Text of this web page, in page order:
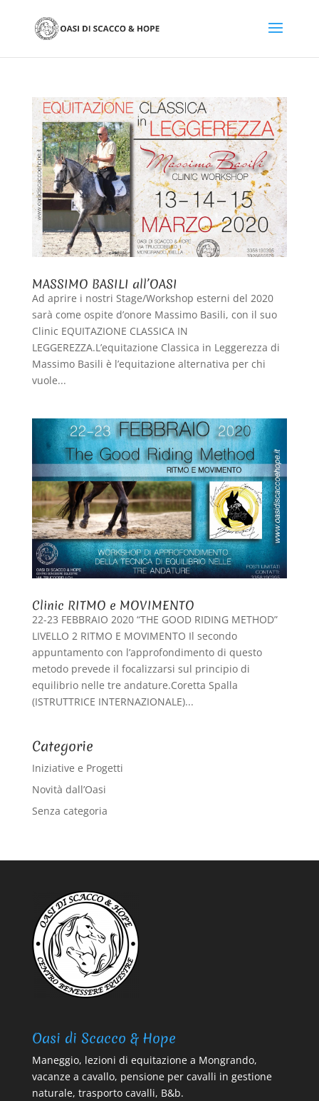
MASSIMO BASILI all’OASI
Ad aprire i nostri Stage/Workshop esterni del 2020
sarà come ospite d’onore Massimo Basili, con il suo
Clinic EQUITAZIONE CLASSICA IN
LEGGEREZZA.L’equitazione Classica in Leggerezza di
Massimo Basili è l’equitazione alternativa per chi
vuole...
Clinic RITMO e MOVIMENTO
22-23 FEBBRAIO 2020 “THE GOOD RIDING METHOD”
LIVELLO 2 RITMO E MOVIMENTO Il secondo
appuntamento con l’approfondimento di questo
metodo prevede il focalizzarsi sul principio di
equilibrio nelle tre andature.Coretta Spalla
(ISTRUTTRICE INTERNAZIONALE)...
Categorie
Iniziative e Progetti
Novità dall’Oasi
Senza categoria
Oasi di Scacco & Hope
Maneggio, lezioni di equitazione a Mongrando,
vacanze a cavallo, pensione per cavalli in gestione
naturale, trasporto cavalli, B&b.